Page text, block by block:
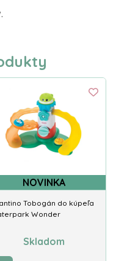
NOVINKA
Tobogán do kúpeľa
Wonder
Skladom